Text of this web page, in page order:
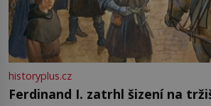
historyplus.cz
Ferdinand I. zatrhl šizení na